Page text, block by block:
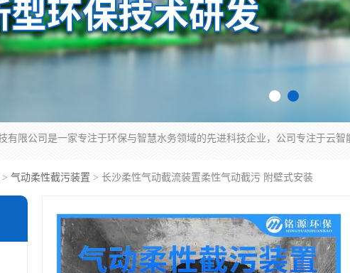
> 气动柔性截污装置 > 长沙柔性气动截流装置柔性气动截污 附壁式安装